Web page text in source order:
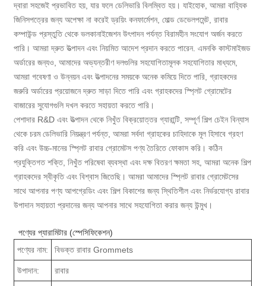
দ্বারা সহজেই প্রভাবিত হয়, যার ফলে ডেলিভারি বিলম্বিত হয়। যাইহোক, আমরা বাহ্যিক
জিনিসপত্রের জন্য অপেক্ষা না করেই ড্রয়িং কনফার্মেশন, মোল্ড ডেভেলপমেন্ট, রাবার
কম্পাউন্ড প্রস্তুতি থেকে ভলকানাইজেশন উৎপাদন পর্যন্ত বিরামহীন সংযোগ অর্জন করতে
পারি। আমরা দ্রুত উত্পাদন এবং নিয়মিত আদেশ প্রদান করতে পারেন. এমনকি কাস্টমাইজড
অর্ডারের জন্যও, আমাদের অভ্যন্তরীণ দলগুলির সহযোগিতামূলক সহযোগিতার মাধ্যমে,
আমরা গবেষণা ও উন্নয়ন এবং উত্পাদনের সময়কে অনেক কমিয়ে দিতে পারি, গ্রাহকদের
জরুরি অর্ডারের প্রয়োজনে দ্রুত সাড়া দিতে পারি এবং গ্রাহকদের স্প্লিট গ্রোমেটের
বাজারের সুযোগগুলি দখল করতে সহায়তা করতে পারি।
পেশাদার R&D এবং উত্পাদন থেকে নিখুঁত বিক্রয়োত্তর গ্যারান্টি, সম্পূর্ণ শিল্প চেইন বিন্যাস
থেকে চরম ডেলিভারি নিয়ন্ত্রণ পর্যন্ত, আমরা সর্বদা গ্রাহকের চাহিদাকে মূল হিসাবে গ্রহণ
করি এবং উচ্চ-মানের স্প্লিট রাবার গ্রোমেটস পণ্য তৈরিতে ফোকাস করি। কঠিন
প্রযুক্তিগত শক্তি, নিখুঁত পরিষেবা ব্যবস্থা এবং দক্ষ বিতরণ ক্ষমতা সহ, আমরা অনেক শিল্প
গ্রাহকদের স্বীকৃতি এবং বিশ্বাস জিতেছি। আমরা আমাদের স্প্লিট রাবার গ্রোমেটসের
সাথে আপনার পণ্য আপগ্রেডিং এবং শিল্প বিকাশের জন্য স্থিতিশীল এবং নির্ভরযোগ্য রাবার
উপাদান সহায়তা প্রদানের জন্য আপনার সাথে সহযোগিতা করার জন্য উন্মুখ।
পণ্যের প্যারামিটার (স্পেসিফিকেশন)
পণ্যের নাম:
বিভক্ত রাবার Grommets
উপাদান: রাবার